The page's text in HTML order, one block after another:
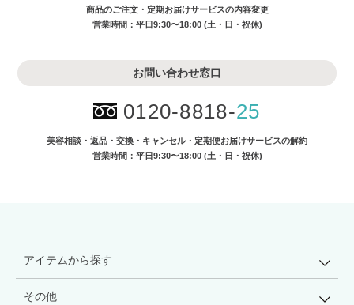
商品のご注文・ 定期お届けサービスの内容変更
営業時間：平日9:30〜18:00 (土・日・祝休)
お問い合わせ窓口
0120-8818-25
美容相談・返品・交換・キャンセル・ 定期便お届けサービスの解約
営業時間：平日9:30〜18:00 (土・日・祝休)
アイテムから探す
その他